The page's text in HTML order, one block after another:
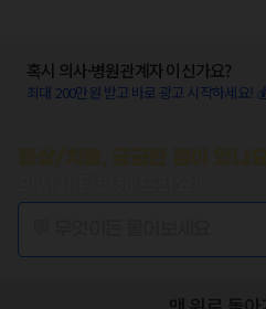
혹시 의사·병원관계자 이신가요?
최대 200만원 받고 바로 광고 시작하세요!